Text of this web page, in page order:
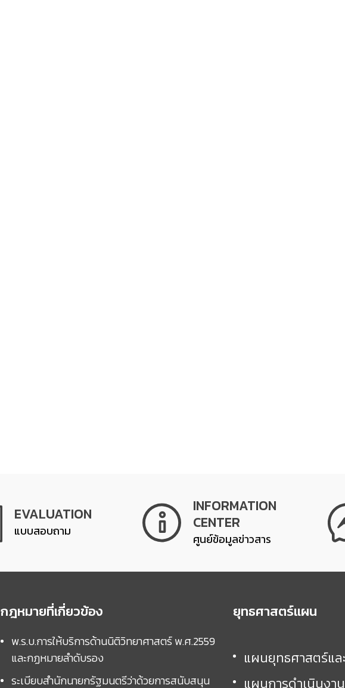
EVALUATION
แบบสอบถาม
INFORMATION
CENTER
ศูนย์ข้อมูลข่าวสาร
กฎหมายที่เกี่ยวข้อง
พ.ร.บ.การให้บริการด้านนิติวิทยาศาสตร์ พ.ศ.2559
และกฏหมายลำดับรอง
ระเบียบสำนักนายกรัฐมนตรีว่าด้วยการสนับสนุน
ยุทธศาสตร์แผน
แผนยุทธศาสตร์แล
แผนการดำเนินงา